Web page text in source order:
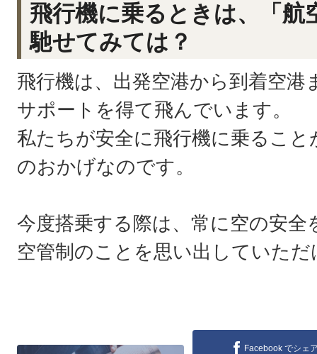
飛行機に乗るときは、「航
馳せてみては？
飛行機は、出発空港から到着空港
サポートを得て飛んでいます。
私たちが安全に飛行機に乗るこ
のおかげなのです。
今度搭乗する際は、常に空の安
空管制のことを思い出していた
Facebook でシェ